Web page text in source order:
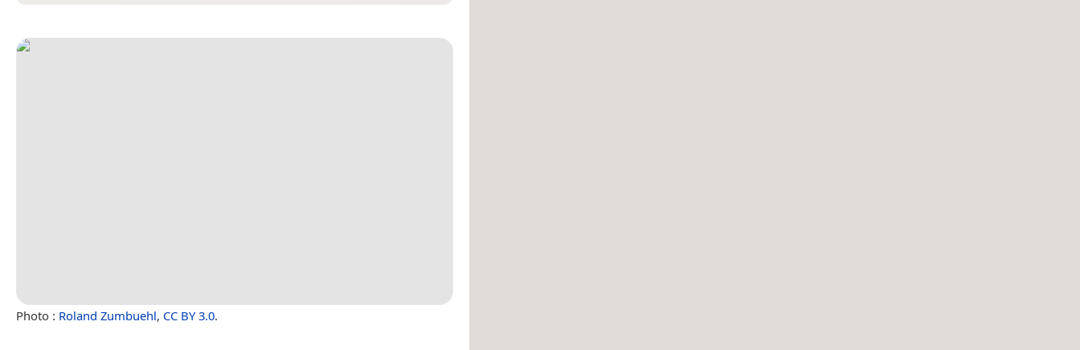
Photo : Roland Zumbuehl, CC BY 3.0.